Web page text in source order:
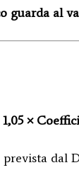
guarda al
×
dal